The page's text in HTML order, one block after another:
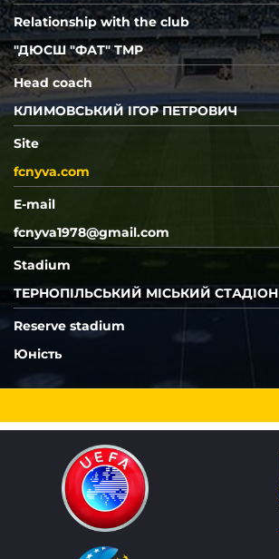
Relationship with the club
"ДЮСШ "ФАТ" ТМР
Head coach
КЛИМОВСЬКИЙ ІГОР ПЕТРОВИЧ
Site
fcnyva.com
E-mail
fcnyva1978@gmail.com
Stadium
ТЕРНОПІЛЬСЬКИЙ МІСЬКИЙ СТАДІОН
Reserve stadium
Юність